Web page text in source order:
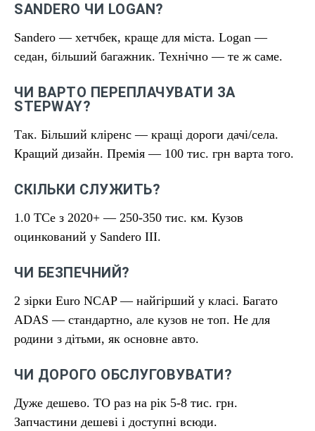
SANDERO ЧИ LOGAN?
Sandero — хетчбек, краще для міста. Logan —
седан, більший багажник. Технічно — те ж саме.
ЧИ ВАРТО ПЕРЕПЛАЧУВАТИ ЗА
STEPWAY?
Так. Більший кліренс — кращі дороги дачі/села.
Кращий дизайн. Премія — 100 тис. грн варта того.
СКІЛЬКИ СЛУЖИТЬ?
1.0 TCe з 2020+ — 250-350 тис. км. Кузов
оцинкований у Sandero III.
ЧИ БЕЗПЕЧНИЙ?
2 зірки Euro NCAP — найгірший у класі. Багато
ADAS — стандартно, але кузов не топ. Не для
родини з дітьми, як основне авто.
ЧИ ДОРОГО ОБСЛУГОВУВАТИ?
Дуже дешево. ТО раз на рік 5-8 тис. грн.
Запчастини дешеві і доступні всюди.